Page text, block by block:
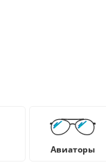
Авиаторы